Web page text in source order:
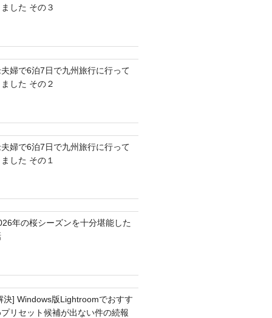
した その３
婦で6泊7日で九州旅行に行って
した その２
婦で6泊7日で九州旅行に行って
した その１
年の桜シーズンを十分堪能した
決] Windows版Lightroomでおすす
リセット候補が出ない件の続報